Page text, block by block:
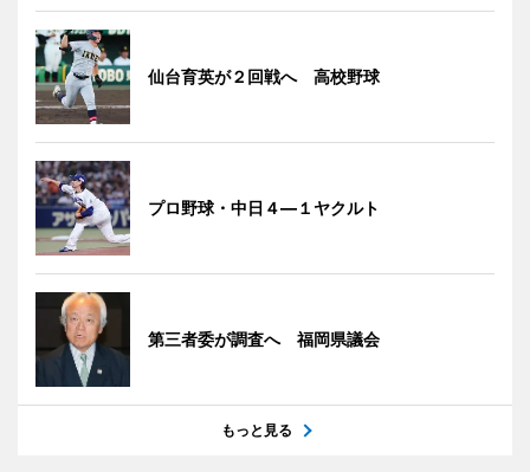
仙台育英が２回戦へ 高校野球
プロ野球・中日４―１ヤクルト
第三者委が調査へ 福岡県議会
もっと見る